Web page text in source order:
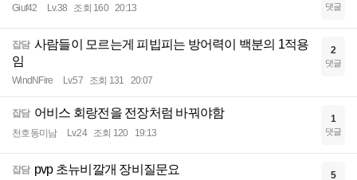
Giuf42 Lv.38 조회 160 20:13 댓글
잡담 사람들이 모르는게 피빕피는 방어력이 백분의 1적용
임
WindNFire Lv.57 조회 131 20:07
2
댓글
잡담 어비스 회랑전을 전장처럼 바꿔야함
천호동미남 Lv.24 조회 120 19:13
1
댓글
잡담 pvp 초뉴비깔개 장비질문요 5